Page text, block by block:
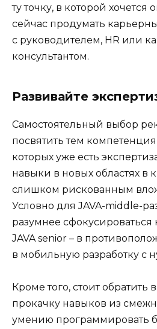
ту точку, в которой хочется
сейчас продумать
с руководителем, HR или
консультантом.
Развивайте
Самостоятельный выбор
посвятить тем
которых уже есть
навыки в новых областях в
слишком рискованным
Условно для JAVA-middle-
разумнее сфокусироваться
JAVA senior – в
в мобильную разработку с
Кроме того, стоит обратить
прокачку навыков из
умению программировать